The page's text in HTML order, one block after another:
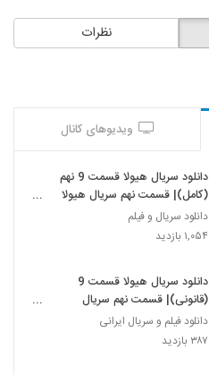
نظرات
ویدیوهای کانال
دانلود سریال هیولا قسمت 9 نهم
(کامل)| قسمت نهم سریال هیولا
(مهران مدیری)
دانلود سریال و فیلم
۱,۰۵۴ بازدید
دانلود سریال هیولا قسمت 9
(قانونی)| قسمت نهم سریال
هیولا(full hd)
دانلود فیلم و سریال ایرانی
۳۸۷ بازدید